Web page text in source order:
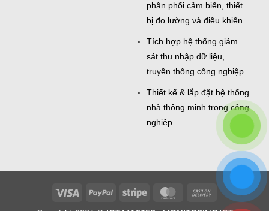
phân phối cảm biến, thiết
bị đo lường và điều khiển.
Tích hợp hệ thống giám
sát thu nhập dữ liệu,
truyền thông công nghiệp.
Thiết kế & lắp đặt hệ thống
nhà thông minh trong công
nghiệp.
Visa PayPal Stripe MasterCardCash